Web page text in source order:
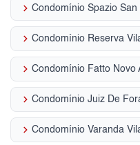
keyboard_arrow_right Condomínio Spazio
keyboard_arrow_right Condomínio Reserva
keyboard_arrow_right Condomínio Fatto Novo
keyboard_arrow_right Condomínio Juiz De
keyboard_arrow_right Condomínio Varanda